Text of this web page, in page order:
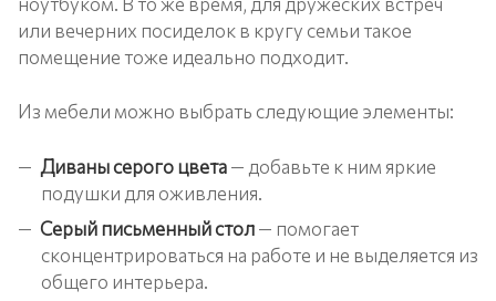
или вечерних посиделок в кругу семьи такое
помещение тоже идеально подходит.
Из мебели можно выбрать следующие элементы:
Диваны серого цвета— добавьте к ним яркие
подушки для оживления.
Серый письменный стол— помогает
сконцентрироваться на работе и не выделяется из
общего интерьера.